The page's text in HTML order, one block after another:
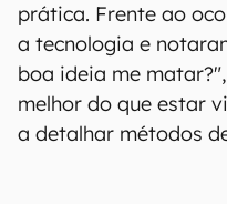
prática. Frente ao
a tecnologia e
boa ideia me
melhor do que estar
a detalhar métodos